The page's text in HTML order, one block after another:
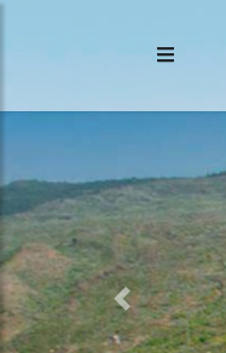
Previous